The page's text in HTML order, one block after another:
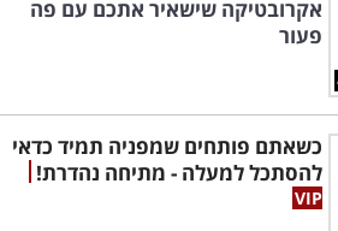
אקרובטיקה שישאיר אתכם עם פה
פעור
כשאתם פותחים שמפניה תמיד כדאי
להסתכל למעלה - מתיחה נהדרת!